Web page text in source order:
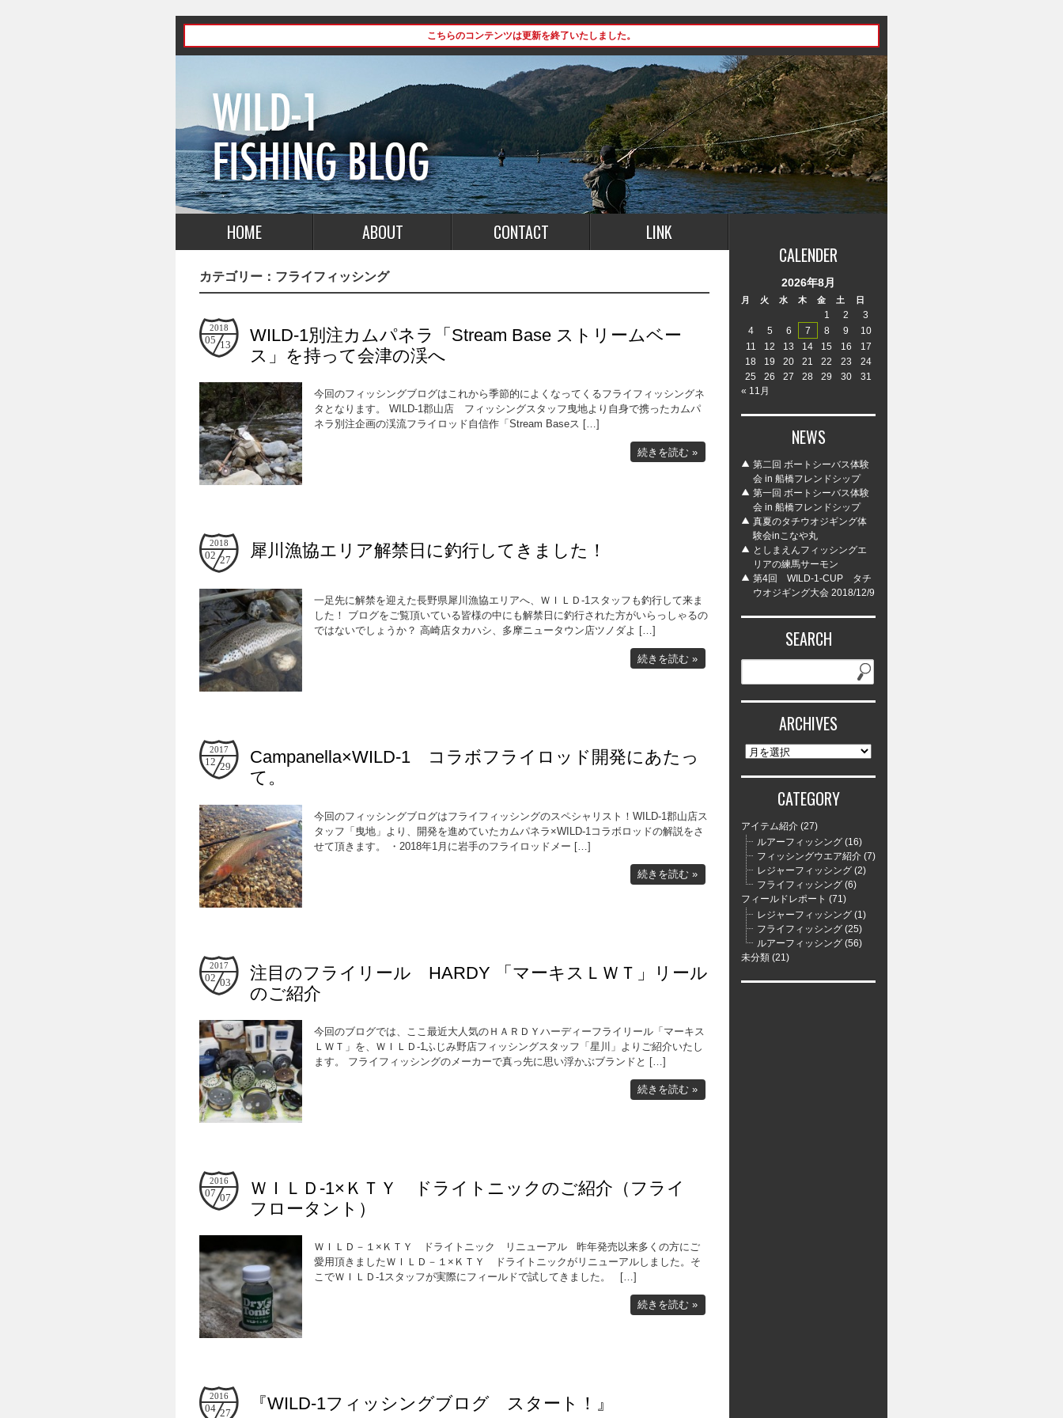
こちらのコンテンツは更新を終了いたしました。
HOME ABOUT CONTACT LINK
カテゴリー： フライフィッシング
2018
05 13
WILD-1別注カムパネラ「Stream Base ストリームベー
ス」を持って会津の渓へ
今回のフィッシングブログはこれから季節的によくなってくるフライフィッシングネ
タとなります。 WILD-1郡山店 フィッシングスタッフ曳地より自身で携ったカムパ
ネラ別注企画の渓流フライロッド自信作「Stream Baseス […]
続きを読む »
2018
02 27 犀川漁協エリア解禁日に釣行してきました！
一足先に解禁を迎えた長野県犀川漁協エリアへ、ＷＩＬＤ-1スタッフも釣行して来ま
した！ ブログをご覧頂いている皆様の中にも解禁日に釣行された方がいらっしゃるの
ではないでしょうか？ 高崎店タカハシ、多摩ニュータウン店ツノダよ […]
続きを読む »
2017
12 29
Campanella×WILD-1 コラボフライロッド開発にあたっ
て。
今回のフィッシングブログはフライフィッシングのスペシャリスト！WILD-1郡山店ス
タッフ「曳地」より、開発を進めていたカムパネラ×WILD-1コラボロッドの解説をさ
せて頂きます。 ・2018年1月に岩手のフライロッドメー […]
続きを読む »
2017
02 03
注目のフライリール HARDY 「マーキスＬＷＴ」リール
のご紹介
今回のブログでは、ここ最近大人気のＨＡＲＤＹハーディーフライリール「マーキス
ＬＷＴ」を、ＷＩＬＤ-1ふじみ野店フィッシングスタッフ「星川」よりご紹介いたし
ます。 フライフィッシングのメーカーで真っ先に思い浮かぶブランドと […]
続きを読む »
2016
07 07
ＷＩＬＤ-1×ＫＴＹ ドライトニックのご紹介（フライ
フロータント）
ＷＩＬＤ－１×ＫＴＹ ドライトニック リニューアル 昨年発売以来多くの方にご
愛用頂きましたＷＩＬＤ－１×ＫＴＹ ドライトニックがリニューアルしました。そ
こでＷＩＬＤ-1スタッフが実際にフィールドで試してきました。 […]
続きを読む »
2016
04 27 『WILD-1フィッシングブログ スタート！』
CALENDER
2026年8月
月 火 水 木 金 土 日
1 2
3
4
5 6 7 8 9
10
11
12 13 14 15 16
17
18
19 20 21 22 23
24
25
26 27 28 29 30
31
« 11月
NEWS
第二回 ボートシーバス体験
会 in 船橋フレンドシップ
第一回 ボートシーバス体験
会 in 船橋フレンドシップ
真夏のタチウオジギング体
験会inこなや丸
としまえんフィッシングエ
リアの練馬サーモン
第4回 WILD-1-CUP タチ
ウオジギング大会 2018/12/9
SEARCH
ARCHIVES
ARCHIVES
CATEGORY
アイテム紹介 (27)
ルアーフィッシング (16)
フィッシングウエア紹介 (7)
レジャーフィッシング (2)
フライフィッシング (6)
フィールドレポート (71)
レジャーフィッシング (1)
フライフィッシング (25)
ルアーフィッシング (56)
未分類 (21)